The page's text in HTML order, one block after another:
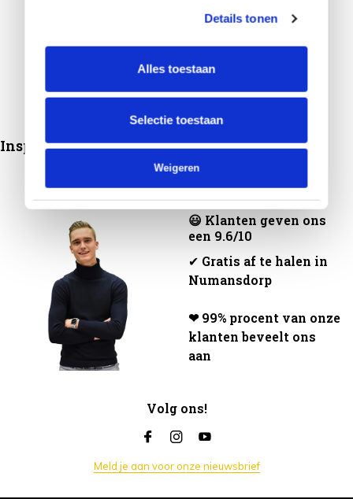
Details tonen
Alles toestaan
Selectie toestaan
Weigeren
Inspiratie
😃 Klanten geven ons
een 9.6/10
✔ Gratis af te halen in
Numansdorp
❤ 99% procent van onze
klanten beveelt ons
aan
Volg ons!
Meld je aan voor onze nieuwsbrief